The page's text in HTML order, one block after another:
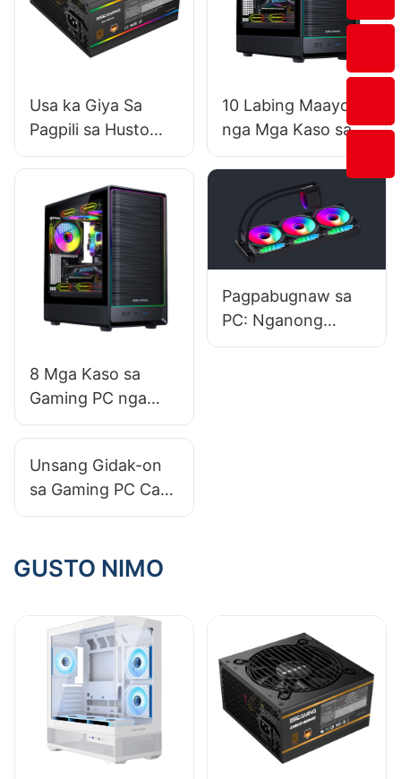
Usa ka Giya Sa
Pagpili sa Husto
nga Wattage Para
Supply
10 Labing Maayo
nga Mga Kaso sa
Gaming PC Alang
sa Overclocking:
Ipagawas ang
Gahum sa Imong
PC
8 Mga Kaso sa
Gaming PC nga
May Himan -
Feature sa Pag-
install
Pagpabugnaw sa
PC: Nganong
Importante Kini ug
Unsang Gidak-on
sa Gaming PC Case
ang Labing Maayo
Graphics Cards?​
GUSTO NIMO